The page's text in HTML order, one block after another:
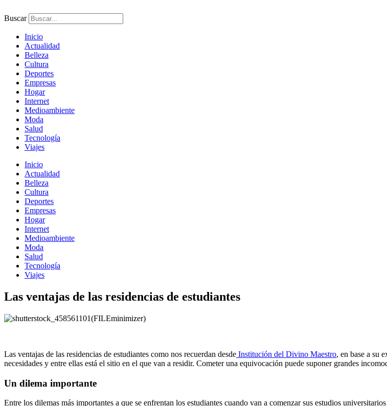
al
contenido
Buscar
Inicio
Actualidad
Belleza
Cultura
Deportes
Empresas
Hogar
Internet
Medioambiente
Moda
Salud
Tecnología
Viajes
Inicio
Actualidad
Belleza
Cultura
Deportes
Empresas
Hogar
Internet
Medioambiente
Moda
Salud
Tecnología
Viajes
Las ventajas de las residencias de estudiantes
Las ventajas de las residencias de estudiantes como nos recuerdan desde Institución del Divino Maestro, en base a su
necesidades y entre ellas está el sitio en el que van a residir. Cometer una equivocación puede suponer grandes
Un dilema importante
Entre los dilemas más importantes a que se enfrentan los estudiantes cuando van a comenzar sus estudios